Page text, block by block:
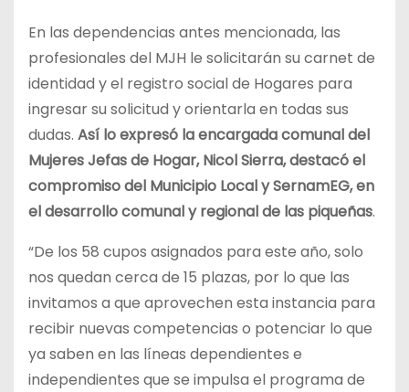
En las dependencias antes mencionada, las
profesionales del MJH le solicitarán su carnet de
identidad y el registro social de Hogares para
ingresar su solicitud y orientarla en todas sus
dudas. Así lo expresó la encargada comunal del
Mujeres Jefas de Hogar, Nicol Sierra, destacó el
compromiso del Municipio Local y SernamEG, en
el desarrollo comunal y regional de las piqueñas.
“De los 58 cupos asignados para este año, solo
nos quedan cerca de 15 plazas, por lo que las
invitamos a que aprovechen esta instancia para
recibir nuevas competencias o potenciar lo que
ya saben en las líneas dependientes e
independientes que se impulsa el programa de